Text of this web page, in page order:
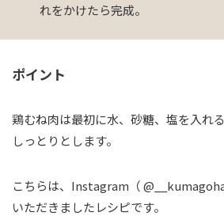
れをかけたら完成。
ポイント
鶏むね肉は最初に水、砂糖、塩を入れ
しっとりとします。
こちらは、Instagram（
いただきましたレシピです。